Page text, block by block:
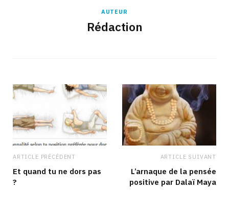
AUTEUR
Rédaction
ARTICLE PRÉCÉDENT
Et quand tu ne dors pas
?
ARTICLE SUIVANT
L’arnaque de la pensée
positive par Dalaï Maya